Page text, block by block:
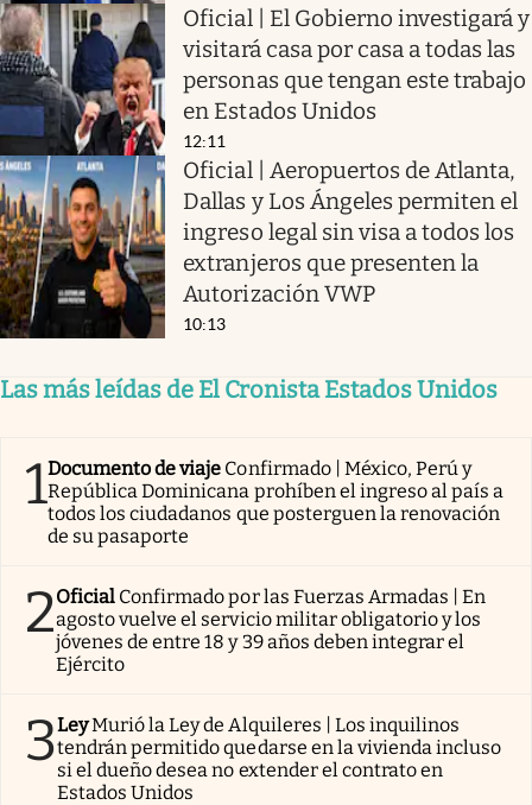
Oficial | El Gobierno investigará y
visitará casa por casa a todas las
personas que tengan este trabajo
en Estados Unidos
12:11
Oficial | Aeropuertos de Atlanta,
Dallas y Los Ángeles permiten el
ingreso legal sin visa a todos los
extranjeros que presenten la
Autorización VWP
10:13
Las más leídas de El Cronista Estados Unidos
1Documento de viaje Confirmado | México, Perú y
República Dominicana prohíben el ingreso al país a
todos los ciudadanos que posterguen la renovación
de su pasaporte
2Oficial Confirmado por las Fuerzas Armadas | En
agosto vuelve el servicio militar obligatorio y los
jóvenes de entre 18 y 39 años deben integrar el
Ejército
3LeyMurió la Ley de Alquileres | Los inquilinos
tendrán permitido quedarse en la vivienda incluso
si el dueño desea no extender el contrato en
Estados Unidos